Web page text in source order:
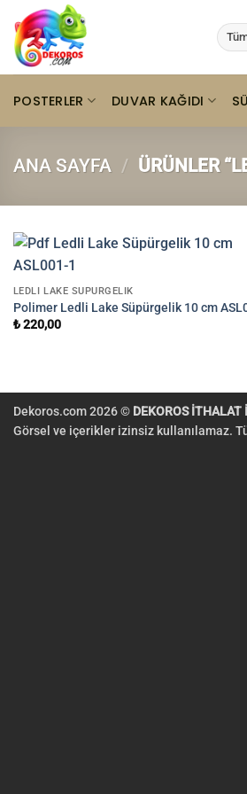
İçeriğe
atla
POSTERLER DUVAR KAĞIDI
ANA SAYFA / ÜRÜNLER
LEDLI LAKE SÜPÜRGELIK
Polimer Ledli Lake Süpürgelik 10 cm
₺220,00
Dekoros.com 2026 © DEKOROS
Görsel ve içerikler izinsiz kullanılamaz.